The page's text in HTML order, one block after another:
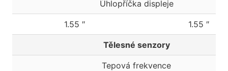
Úhlopříčka displeje
1.55 ″ 1.55 ″
Tělesné senzory
Tepová frekvence